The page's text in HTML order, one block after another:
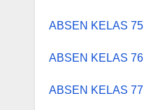
ABSEN KELAS 75
ABSEN KELAS 76
ABSEN KELAS 77